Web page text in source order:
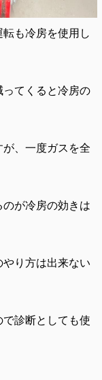
も冷房を使用し
てくると冷房の
、一度ガスを全
が冷房の効きは
り方は出来ない
診断としても使